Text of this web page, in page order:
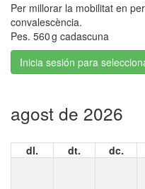
Per millorar la mobilitat en
convalescència.
Pes. 560 g cadascuna
Inicia sesión para
agost de 2026
dl. dt. dc.